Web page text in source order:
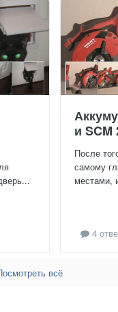
и SCM
После
самому
местами,
4
всё